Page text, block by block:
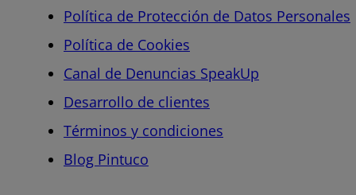
Política de Protección de Datos Personales
Política de Cookies
Canal de Denuncias SpeakUp
Desarrollo de clientes
Términos y condiciones
Blog Pintuco